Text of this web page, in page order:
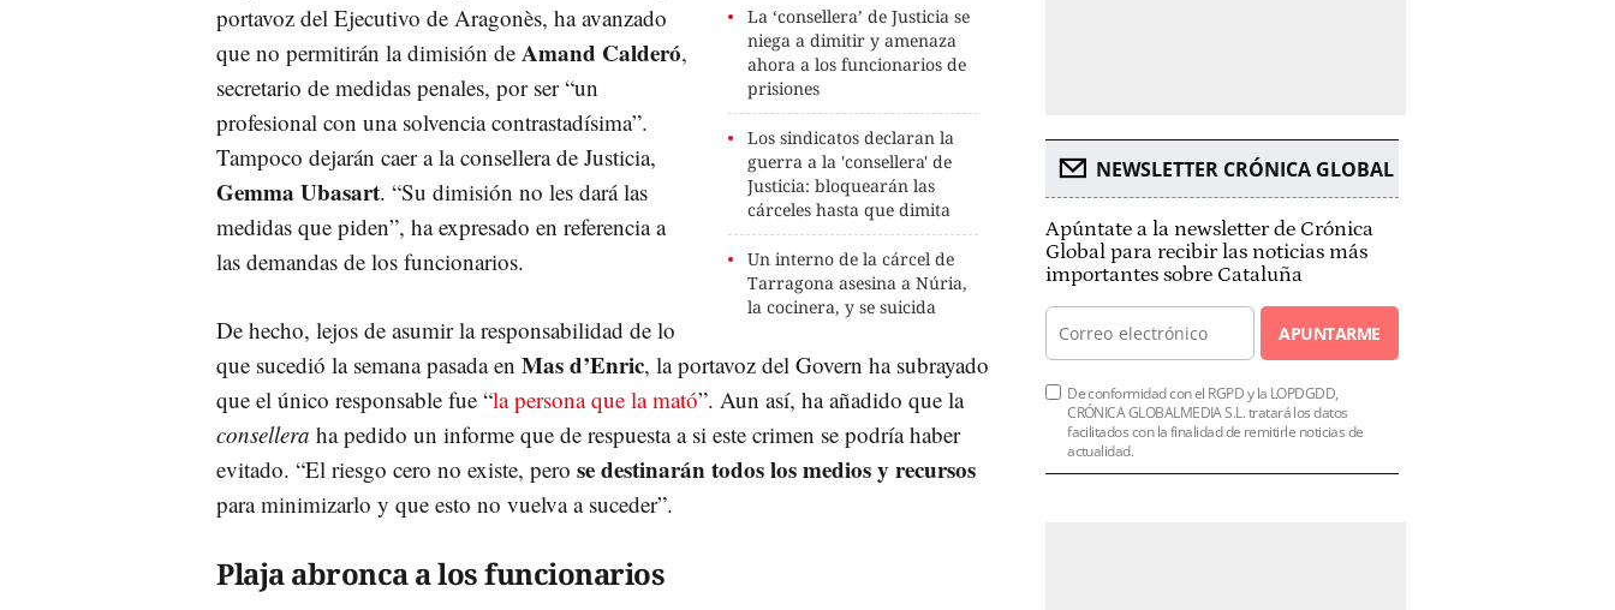
La ‘consellera’ de Justicia se
niega a dimitir y amenaza
ahora a los funcionarios de
prisiones
Los sindicatos declaran la
guerra a la 'consellera' de
Justicia: bloquearán las
cárceles hasta que dimita
Un interno de la cárcel de
Tarragona asesina a Núria,
la cocinera, y se suicida
portavoz del Ejecutivo de Aragonès, ha avanzado
que no permitirán la dimisión de Amand Calderó,
secretario de medidas penales, por ser “un
profesional con una solvencia contrastadísima”.
Tampoco dejarán caer a la consellera de Justicia,
Gemma Ubasart. “Su dimisión no les dará las
medidas que piden”, ha expresado en referencia a
las demandas de los funcionarios.
De hecho, lejos de asumir la responsabilidad de lo
que sucedió la semana pasada en Mas d’Enric, la portavoz del Govern ha subrayado
que el único responsable fue “la persona que la mató”. Aun así, ha añadido que la
consellera ha pedido un informe que de respuesta a si este crimen se podría haber
evitado. “El riesgo cero no existe, pero se destinarán todos los medios y recursos
para minimizarlo y que esto no vuelva a suceder”.
Plaja abronca a los funcionarios
NEWSLETTER CRÓNICA GLOBAL
Apúntate a la newsletter de Crónica
Global para recibir las noticias más
importantes sobre Cataluña
APUNTARME
De conformidad con el RGPD y la LOPDGDD,
CRÓNICA GLOBALMEDIA S.L. tratará los datos
facilitados con la finalidad de remitirle noticias de
actualidad.